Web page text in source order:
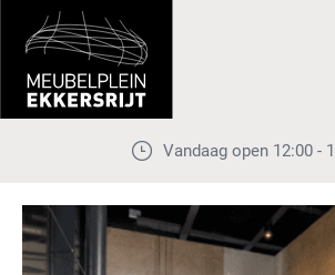
Vandaag open 12:00 -